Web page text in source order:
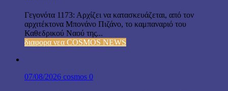
Γεγονότα 1173: Αρχίζει να κατασκευάζεται, από τον
αρχιτέκτονα Μπονάνο Πιζάνο, το καμπαναριό του
Καθεδρικού Ναού της...
διαφορα νεα COSMOS NEWS
07/08/2026 cosmos 0